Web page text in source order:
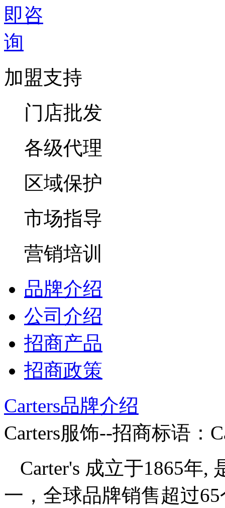
加盟支持
门店批发
各级代理
区域保护
市场指导
营销培训
品牌介绍
公司介绍
招商产品
招商政策
Carters品牌介绍
Carters服饰--招商标语：
Carter's 成立于1865年,
一，全球品牌销售超过